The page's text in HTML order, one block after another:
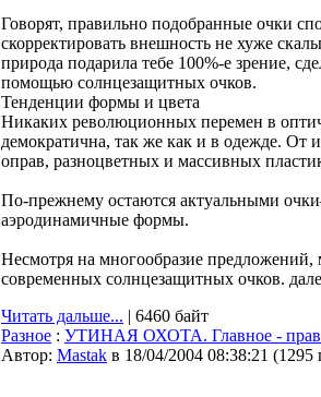
Говорят, правильно подобранные очки
скорректировать внешность не хуже
природа подарила тебе 100%-е зрение,
помощью солнцезащитных очков.
Тенденции формы и цвета
Никаких революционных перемен в
демократична, так же как и в одежде. От
оправ, разноцветных и массивных
По-прежнему остаются актуальными
аэродинамичные формы.
Несмотря на многообразие
современных солнцезащитных очков.
Читать дальше... | 6460 байт
Разное : УТИНАЯ ОХОТА. Главное -
Автор: Мastak в 18/04/2004 08:38:21 (1295